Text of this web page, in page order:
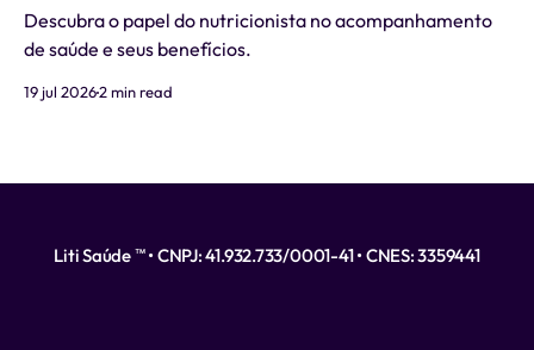
Descubra o papel do nutricionista no acompanhamento
de saúde e seus benefícios.
19 jul 20262 min read
Liti Saúde ™ • CNPJ: 41.932.733/0001-41 • CNES: 3359441